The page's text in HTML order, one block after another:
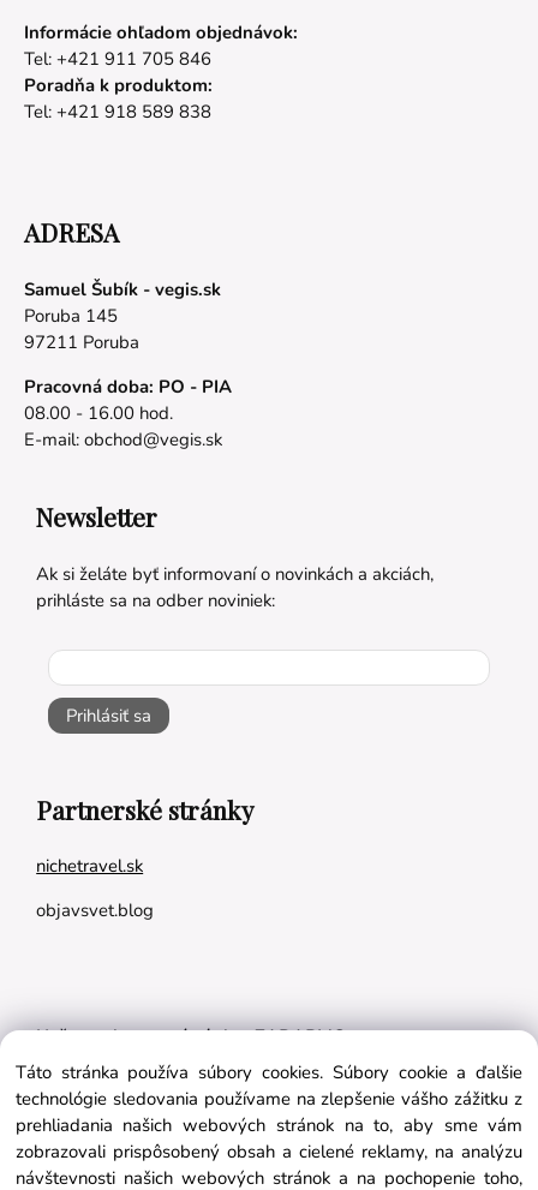
Informácie ohľadom objednávok:
Tel: +421 911 705 846
Poradňa k produktom:
Tel: +421 918 589 838
ADRESA
Samuel Šubík - vegis.sk
Poruba 145
97211 Poruba
Pracovná doba: PO - PIA
08.00 - 16.00 hod.
E-mail: obchod@vegis.sk
Newsletter
Ak si želáte byť informovaní o novinkách a akciách,
prihláste sa na odber noviniek:
Prihlásiť sa
Partnerské stránky
nichetravel.sk
objavsvet.blog
Naše appky pre vás úplne ZADARMO:
Tréningový plán na mieru
BMI kalkulačka
Vygeneruj si výživový plán na mieru
Táto stránka používa súbory cookies. Súbory cookie a ďalšie
technológie sledovania používame na zlepšenie vášho zážitku z
prehliadania našich webových stránok na to, aby sme vám
zobrazovali prispôsobený obsah a cielené reklamy, na analýzu
návštevnosti našich webových stránok a na pochopenie toho,